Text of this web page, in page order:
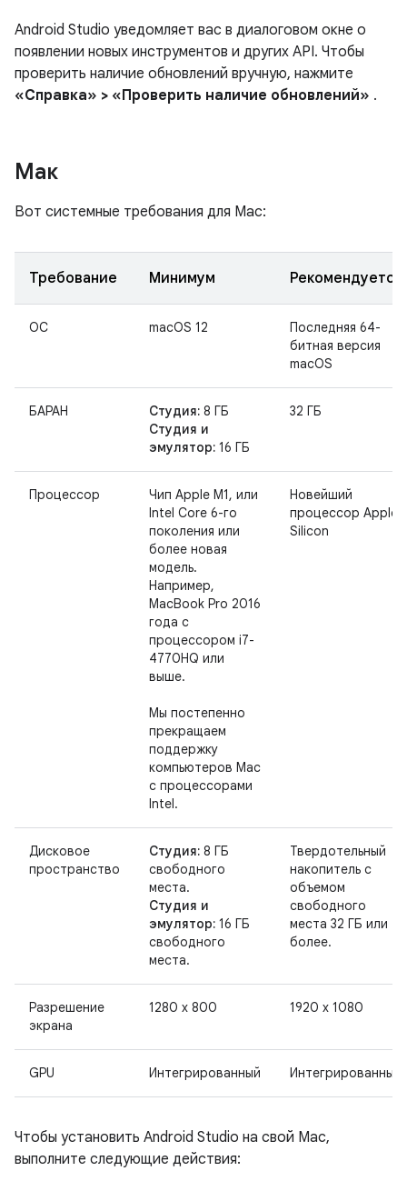
Android Studio уведомляет вас в диалоговом окне о
появлении новых инструментов и других API. Чтобы
проверить наличие обновлений вручную, нажмите
«Справка» > «Проверить наличие обновлений» .
Мак
Вот системные требования для Mac:
Требование Минимум Рекомендуется
ОС macOS 12
Последняя 64-
битная версия
macOS
БАРАН Студия: 8 ГБ
Студия и
эмулятор: 16 ГБ
32 ГБ
Процессор
Чип Apple M1, или
Intel Core 6-го
поколения или
более новая
модель.
Например,
MacBook Pro 2016
года с
процессором i7-
4770HQ или
выше.
Мы постепенно
прекращаем
поддержку
компьютеров Mac
с процессорами
Intel.
Новейший
процессор Apple
Silicon
Дисковое
пространство
Студия: 8 ГБ
свободного
места.
Студия и
эмулятор: 16 ГБ
свободного
места.
Твердотельный
накопитель с
объемом
свободного
места 32 ГБ или
более.
Разрешение
экрана
1280 x 800 1920 x 1080
GPU Интегрированный Интегрированный
Чтобы установить Android Studio на свой Mac,
выполните следующие действия: